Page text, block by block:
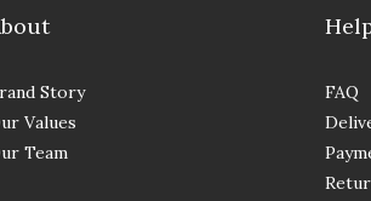
Story
Values
Team
FAQ